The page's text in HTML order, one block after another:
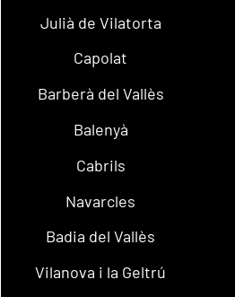
Julià de Vilatorta
Capolat
Barberà del Vallès
Balenyà
Cabrils
Navarcles
Badia del Vallès
Vilanova i la Geltrú